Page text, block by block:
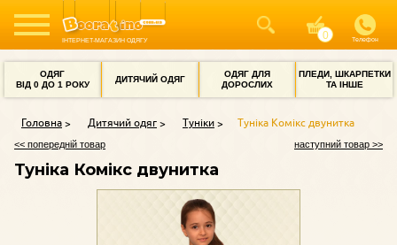
ІНТЕРНЕТ-МАГАЗИН ОДЯГУ Телефон
ОДЯГ
ВІД 0 ДО 1 РОКУ
ДИТЯЧИЙ ОДЯГ
ОДЯГ ДЛЯ
ДОРОСЛИХ
ПЛЕДИ, ШКАРПЕТКИ
ТА ІНШЕ
Головна Дитячий одяг Туніки Туніка Комікс двунитка
<< попередній товар наступний товар >>
Туніка Комікс двунитка